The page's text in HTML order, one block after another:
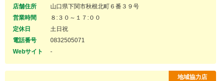
店舗住所
山口県下関市秋根北町６番３９号
営業時間
８:３０～１７:００
定休日
土日祝
電話番号
0832505071
Webサイト
-
地域協力店